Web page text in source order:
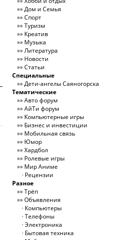
Дом и Семья
Спорт
Туризм
Креатив
Музыка
Литература
Новости
Статьи
Специальные
Дети-ангелы Саяногорска
Тематические
Авто форум
АйТи форум
Компьютерные игры
Бизнес и инвестиции
Мобильная связь
Юмор
Хардбол
Ролевые игры
Мир Аниме
Рецензии
Разное
Трёп
Объявления
Компьютеры
Телефоны
Электроника
Бытовая техника